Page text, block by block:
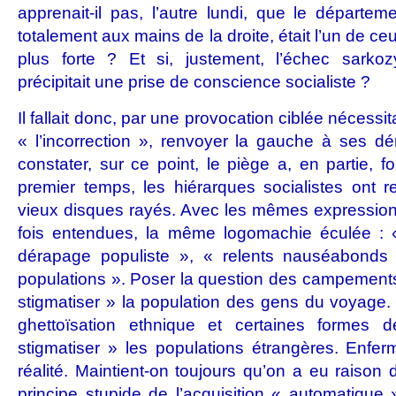
apprenait-il pas, l’autre lundi, que le
totalement aux mains de la droite, était l’un de
plus forte ? Et si, justement, l’échec
précipitait une prise de conscience socialiste ?
Il fallait donc, par une provocation ciblée
« l’incorrection », renvoyer la gauche à ses
constater, sur ce point, le piège a, en partie,
premier temps, les hiérarques socialistes ont
vieux disques rayés. Avec les mêmes
fois entendues, la même logomachie éculée :
dérapage populiste », « relents
populations ». Poser la question des
stigmatiser » la population des gens du
ghettoïsation ethnique et certaines formes
stigmatiser » les populations étrangères.
réalité. Maintient-on toujours qu’on a eu raison